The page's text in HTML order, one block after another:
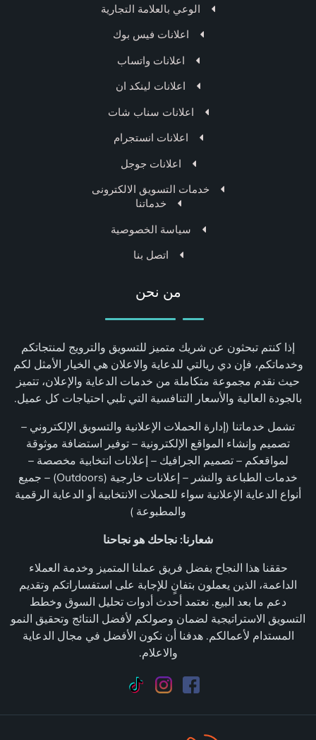
من نحن
إذا كنتم تبحثون عن شريك متميز للتسويق والترويج لمنتجاتكم
وخدماتكم، فإن دي ريالتي للدعاية والاعلان هي الخيار الأمثل لكم
حيث نقدم مجموعة متكاملة من خدمات الدعاية والإعلان، تتميز
بالجودة العالية والأسعار التنافسية التي تلبي احتياجات كل عميل.
تشمل خدماتنا (إدارة الحملات الإعلانية والتسويق الإلكتروني –
تصميم وإنشاء المواقع الإلكترونية – توفير استضافة موثوقة
لمواقعكم – تصميم الجرافيك – إعلانات انتخابية مخصصة –
خدمات الطباعة والنشر – إعلانات خارجية (Outdoors) – جميع
أنواع الدعاية الإعلانية سواء للحملات الانتخابية أو الدعاية الرقمية
والمطبوعة )
شعارنا: نجاحك هو نجاحنا
حققنا هذا النجاح بفضل فريق عملنا المتميز وخدمة العملاء
الداعمة، الذين يعملون بتفانٍ للإجابة على استفساراتكم وتقديم
دعم ما بعد البيع. نعتمد أحدث أدوات تحليل السوق وخطط
التسويق الاستراتيجية لضمان وصولكم لأفضل النتائج وتحقيق النمو
المستدام لأعمالكم. هدفنا أن نكون الأفضل في مجال الدعاية
والاعلام.
الوعي بالعلامة التجارية
اعلانات فيس بوك
اعلانات واتساب
اعلانات لينكد ان
اعلانات سناب شات
اعلانات انستجرام
اعلانات جوجل
خدمات التسويق الالكترونى
خدماتنا
سياسة الخصوصية
اتصل بنا